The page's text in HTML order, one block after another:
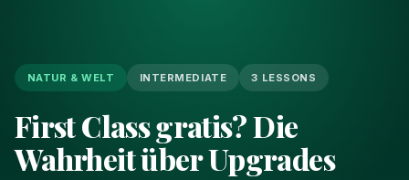
NATUR & WELT INTERMEDIATE 3 LESSONS
First Class gratis? Die
Wahrheit über Upgrades